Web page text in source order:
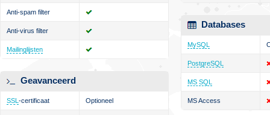
Anti-spam filter
Anti-virus filter
Mailinglijsten
Geavanceerd
SSL -certificaat Optioneel
Databases
MySQL
PostgreSQL
MS SQL
MS Access